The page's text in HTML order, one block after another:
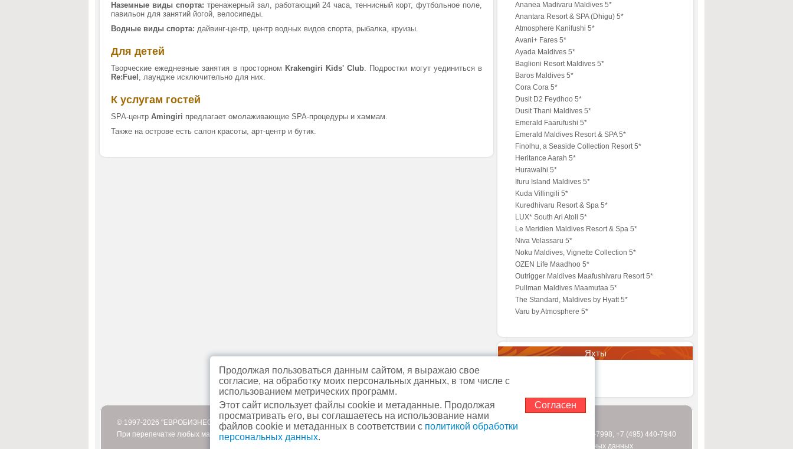
Наземные виды спорта: тренажерный зал, работающий 24 часа, теннисный корт, футбольное поле,
павильон для занятий йогой, велосипеды.
Водные виды спорта: дайвинг-центр, центр водных видов спорта, рыбалка, круизы.
Для детей
Творческие ежедневные занятия в просторном Krakengiri Kids' Club. Подростки могут уединиться в
Re:Fuel , лаундже исключительно для них.
К услугам гостей
SPA-центр Amingiri предлагает омолаживающие SPA-процедуры и хаммам.
Также на острове есть салон красоты, арт-центр и бутик.
Ananea Madivaru Maldives 5*
Anantara Resort & SPA (Dhigu) 5*
Atmosphere Kanifushi 5*
Avani+ Fares 5*
Ayada Maldives 5*
Baglioni Resort Maldives 5*
Baros Maldives 5*
Cora Cora 5*
Dusit D2 Feydhoo 5*
Dusit Thani Maldives 5*
Emerald Faarufushi 5*
Emerald Maldives Resort & SPA 5*
Finolhu, a Seaside Collection Resort 5*
Heritance Aarah 5*
Hurawalhi 5*
Ifuru Island Maldives 5*
Kuda Villingili 5*
Kuredhivaru Resort & Spa 5*
LUX* South Ari Atoll 5*
Le Meridien Maldives Resort & Spa 5*
Niva Velassaru 5*
Noku Maldives, Vignette Collection 5*
OZEN Life Maadhoo 5*
Outrigger Maldives Maafushivaru Resort 5*
Pullman Maldives Maamutaa 5*
The Standard, Maldives by Hyatt 5*
Varu by Atmosphere 5*
Яхты
© 1997-2026 "ЕВРОБИЗНЕСТУР"
При перепечатке любых материалов или их фрагментов ссылка обязательна.
м. Славянский бульвар
+7 (495) 440-7998, +7 (495) 440-7940
Политика в отношении обработки персональных данных
Продолжая пользоваться данным сайтом, я выражаю свое
согласие, на обработку моих персональных данных, в том числе с
использованием метрических программ.
Этот сайт использует файлы cookie и метаданные. Продолжая
просматривать его, вы соглашаетесь на использование нами
файлов cookie и метаданных в соответствии с политикой обработки
персональных данных.
Согласен